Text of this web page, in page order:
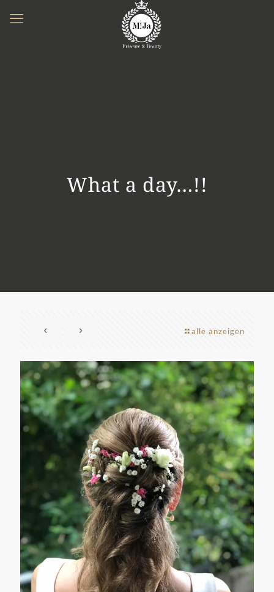
What a day…!!
alle anzeigen